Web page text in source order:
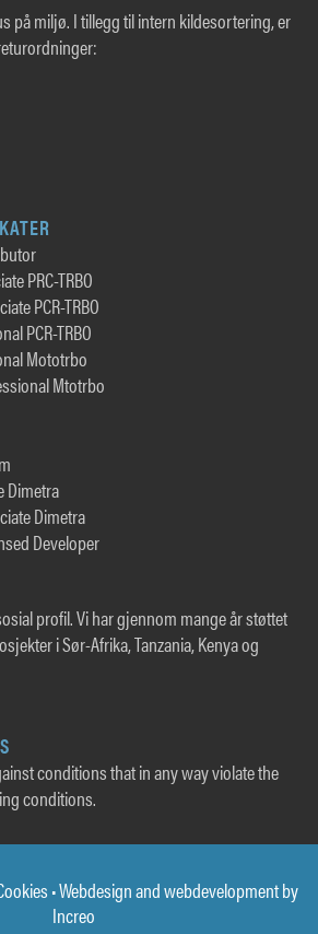
på miljø. I tillegg til intern kildesortering, er
PRC-TRBO
PCR-TRBO
PCR-TRBO
Mototrbo
Mtotrbo
Dimetra
Dimetra
Developer
profil. Vi har gjennom mange år støttet
i Sør-Afrika, Tanzania, Kenya og
conditions that in any way violate the
conditions.
• Webdesign and webdevelopment by
Increo